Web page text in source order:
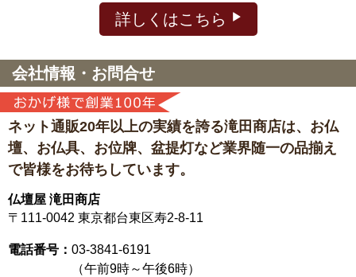
詳しくはこちら
会社情報・お問合せ
ネット通販20年以上の実績を誇る滝田商店は、 お仏
壇、お仏具、お位牌、盆提灯など業界随一の品揃え
で皆様をお待ちしています。
仏壇屋 滝田商店
〒111-0042 東京都台東区寿2-8-11
電話番号： 03-3841-6191
（午前9時～午後6時）